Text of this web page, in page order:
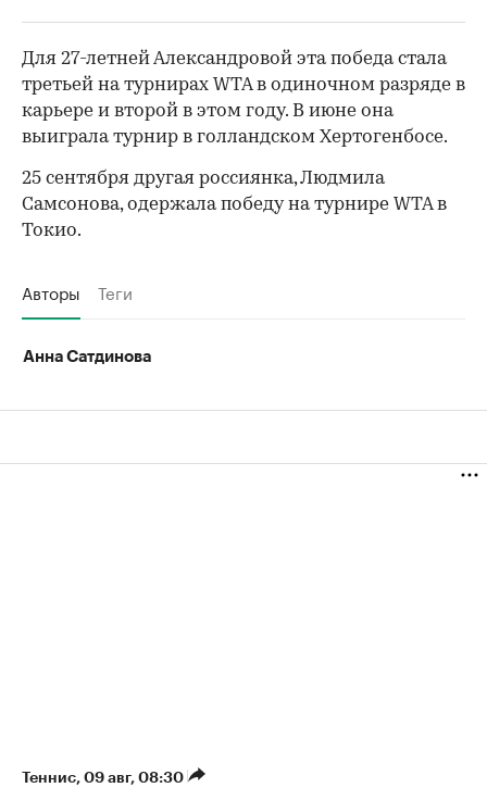
00:00
Для 27-летней Александровой эта победа стала
третьей на турнирах WTA в одиночном разряде в
карьере и второй в этом году. В июне она
выиграла турнир в голландском Хертогенбосе.
25 сентября другая россиянка, Людмила
Самсонова, одержала победу на турнире WTA в
Токио.
Авторы Теги
Анна Сатдинова
Теннис 09 авг, 08:30